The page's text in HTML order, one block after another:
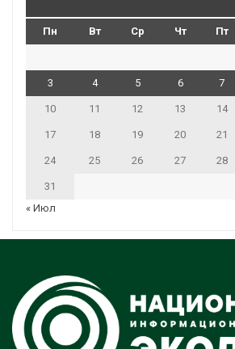
Пн Вт Ср Чт Пт
3 4 5 6 7
10 11 12 13 14
17 18 19 20 21
24 25 26 27 28
31
« Июл